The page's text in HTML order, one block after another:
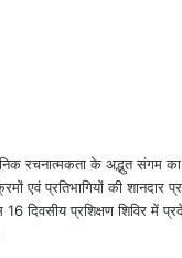
रचनात्मकता के अद्भुत संगम का
एवं प्रतिभागियों की
दिवसीय प्रशिक्षण शिविर में